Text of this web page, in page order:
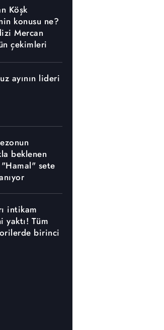
Köşk
konusu ne?
Mercan
çekimleri
ayının lideri
beklenen
sete
intikam
yaktı! Tüm
birinci